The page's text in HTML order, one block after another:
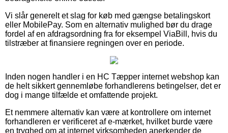
Vi slår generelt et slag for køb med gængse betalingskort
eller MobilePay. Som en alternativ mulighed bør du drage
fordel af en afdragsordning fra for eksempel ViaBill, hvis du
tilstræber at finansiere regningen over en periode.
Inden nogen handler i en HC Tæpper internet webshop kan
de helt sikkert gennemløbe forhandlerens betingelser, det er
dog i mange tilfælde et omfattende projekt.
Et nemmere alternativ kan være at kontrollere om internet
forhandleren er verificeret af e-mærket, hvilket burde være
en tryghed om at internet virksomheden anerkender de